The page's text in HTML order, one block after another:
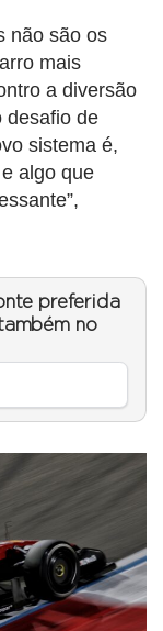
não são os
mais
a diversão
desafio de
sistema é,
algo que
preferida
no